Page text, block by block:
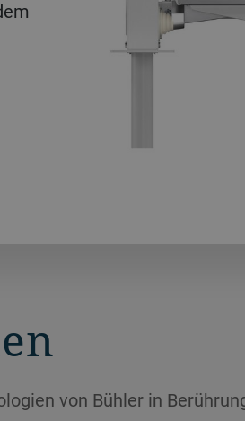
von Bühler in